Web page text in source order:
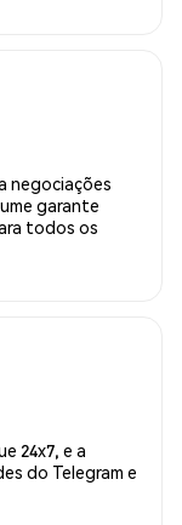
negociações
garante
todos os
24x7, e a
do Telegram e